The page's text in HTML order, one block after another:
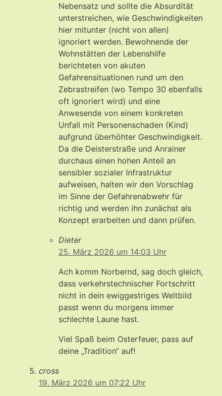
Nebensatz und sollte die Absurdität
unterstreichen, wie Geschwindigkeiten
hier mitunter (nicht von allen)
ignoriert werden. Bewohnende der
Wohnstätten der Lebenshilfe
berichteten von akuten
Gefahrensituationen rund um den
Zebrastreifen (wo Tempo 30 ebenfalls
oft ignoriert wird) und eine
Anwesende von einem konkreten
Unfall mit Personenschaden (Kind)
aufgrund überhöhter Geschwindigkeit.
Da die Deisterstraße und Anrainer
durchaus einen hohen Anteil an
sensibler sozialer Infrastruktur
aufweisen, halten wir den Vorschlag
im Sinne der Gefahrenabwehr für
richtig und werden ihn zunächst als
Konzept erarbeiten und dann prüfen.
Dieter
25. März 2026 um 14:03 Uhr
Ach komm Norbernd, sag doch gleich,
dass verkehrstechnischer Fortschritt
nicht in dein ewiggestriges Weltbild
passt wenn du morgens immer
schlechte Laune hast.
Viel Spaß beim Osterfeuer, pass auf
deine „Tradition“ auf!
cross
19. März 2026 um 07:22 Uhr